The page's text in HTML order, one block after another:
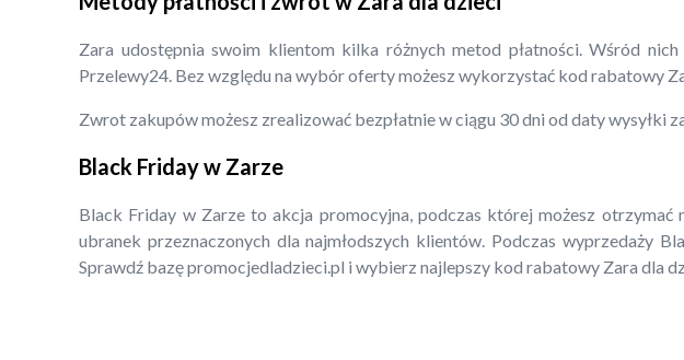
Zara udostępnia swoim klientom kilka różnych metod płatności. Wśród
Przelewy24. Bez względu na wybór oferty możesz wykorzystać kod rabatowy
Zwrot zakupów możesz zrealizować bezpłatnie w ciągu 30 dni od daty wysyłki
Black Friday w Zarze
Black Friday w Zarze to akcja promocyjna, podczas której możesz
ubranek przeznaczonych dla najmłodszych klientów. Podczas wyprzedaży
Sprawdź bazę promocjedladzieci.pl i wybierz najlepszy kod rabatowy Zara dla